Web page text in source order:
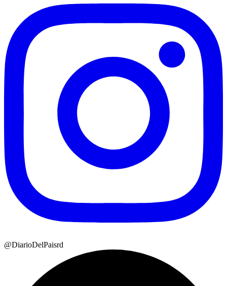
@DiarioDelPaisrd